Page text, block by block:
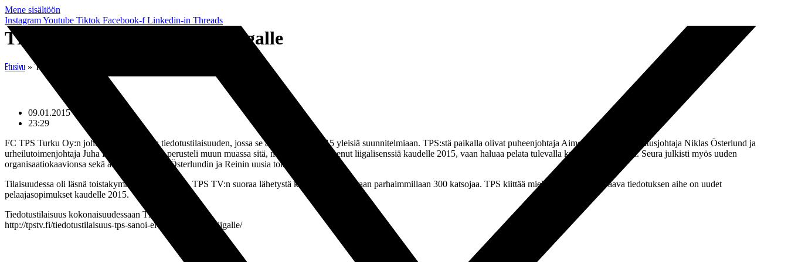
Mene sisältöön
InstagramYoutube Tiktok Facebook-f Linkedin-in Threads
TPS sanoi ei kiitos Veikkausliigalle
Etusivu » TPS sanoi ei kiitos Veikkausliigalle
09.01.2015
23:29
FC TPS Turku Oy:n johto piti perjantaina tiedotustilaisuuden, jossa se avasi kauden 2015 yleisiä suunnitelmiaan. TPS:stä paikalla olivat puheenjohtaja Aimo Moisander, toimitusjohtaja Niklas Österlund ja
urheilutoimenjohtaja Juha Reini. TPS-johto perusteli muun muassa sitä, miksi seura ei hakenut liigalisenssiä kaudelle 2015, vaan haluaa pelata tulevalla kaudella Ykkösessä. Seura julkisti myös uuden
organisaatiokaavionsa sekä avasi tarkemmin Österlundin ja Reinin uusia toimenkuvia.
Tilaisuudessa oli läsnä toistakymmentä toimittajaa. TPS TV:n suoraa lähetystä katsoi samaan aikaan parhaimmillaan 300 katsojaa. TPS kiittää mielenkiinnosta! Seuraava tiedotuksen aihe on uudet
pelaajasopimukset kaudelle 2015.
Tiedotustilaisuus kokonaisuudessaan TPS TV:ssä:
http://tpstv.fi/tiedotustilaisuus-tps-sanoi-ei-kiitos-veikkausliigalle/